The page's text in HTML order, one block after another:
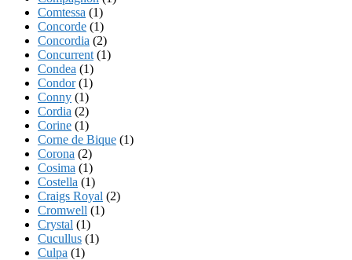
Comtessa (1)
Concorde (1)
Concordia (2)
Concurrent (1)
Condea (1)
Condor(1)
Conny (1)
Cordia (2)
Corine (1)
Corne de Bique (1)
Corona (2)
Cosima (1)
Costella (1)
Craigs Royal (2)
Cromwell (1)
Crystal (1)
Cucullus (1)
Culpa (1)